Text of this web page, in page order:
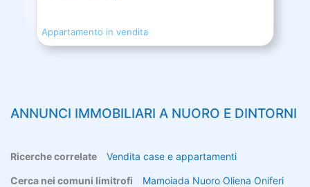
Appartamento in vendita
ANNUNCI IMMOBILIARI A NUORO E DINTORNI
Ricerche correlate Vendita case e appartamenti
Cerca nei comuni limitrofi Mamoiada Nuoro Oliena Oniferi